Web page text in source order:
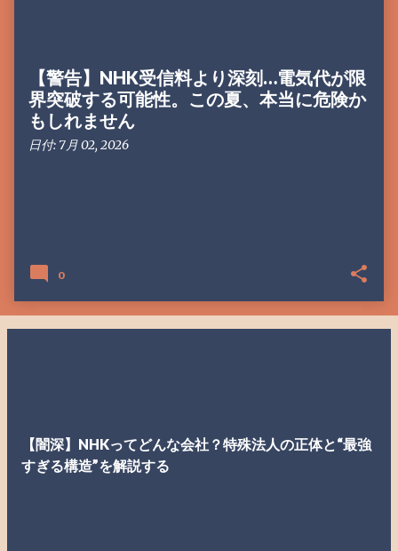
【警告】NHK受信料より深刻…電気代が限
界突破する可能性。この夏、本当に危険か
もしれません
日付: 7月 02, 2026
0
【闇深】NHKってどんな会社？特殊法人の正体と“最強
すぎる構造”を解説する